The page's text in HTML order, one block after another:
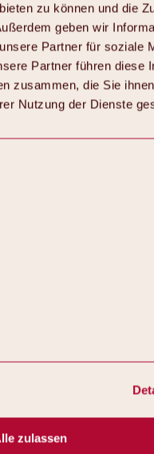
zu können und die
geben wir
Partner für soziale
Partner führen diese
zusammen, die Sie
Nutzung der Dienste
zulassen
Snowboarden | Skigebiete
Skigebiet Hochoetz